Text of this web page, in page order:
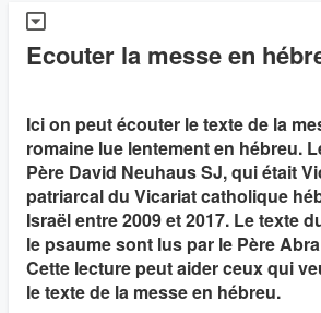
Ecouter la messe en
Ici on peut écouter le texte de la
romaine lue lentement en hébreu.
Père David Neuhaus SJ, qui était
patriarcal du Vicariat catholique
Israël entre 2009 et 2017. Le texte
le psaume sont lus par le Père
Cette lecture peut aider ceux qui
le texte de la messe en hébreu.